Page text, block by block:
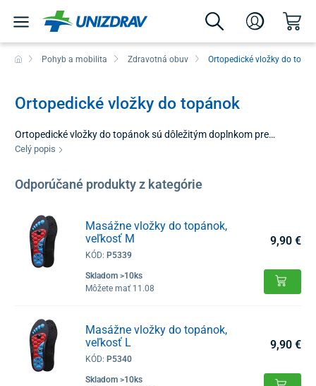
Pohyb a mobilita Zdravotná obuv Ortopedické vložky do
Ortopedické vložky do topánok
Ortopedické vložky do topánok sú dôležitým doplnkom pre
každého, kto hľadá spôsob, ako zlepšiť komfort pri chôdzi a
aby korigovali postavenie nohy, rovnomerne rozkladali tlak na
plochu chodidla a predchádzali únave nôh pri dlhodobom státí
rôznym typom obuvi a individuálnym potrebám používateľov.
Celý popis
Odporúčané produkty z kategórie
Masážne vložky do topánok,
veľkosť M
KÓD: P5339
Skladom >10ks
Môžete mať 11.08
9,90 €
Masážne vložky do topánok,
veľkosť L
KÓD: P5340
Skladom >10ks
9,90 €